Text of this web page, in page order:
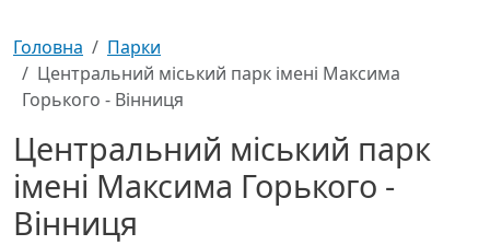
Головна
Парки
Центральний міський парк імені Максима
Горького - Вінниця
Центральний міський парк
імені Максима Горького -
Вінниця